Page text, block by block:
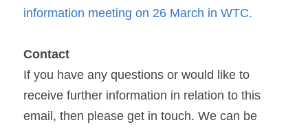
information meeting on 26 March in WTC.
Contact
If you have any questions or would like to
receive further information in relation to this
email, then please get in touch. We can be